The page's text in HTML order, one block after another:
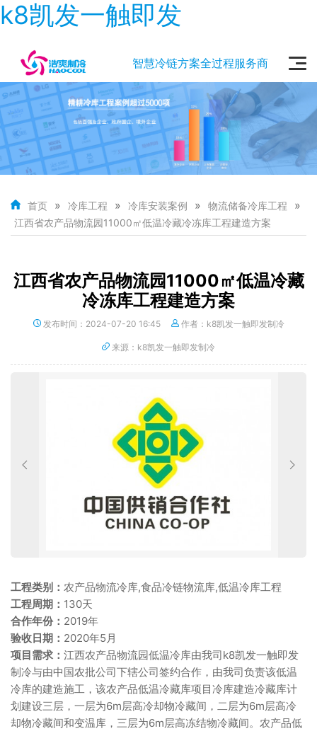
k8凯发一触即发
智慧冷链方案全过程服务商
首页 » 冷库工程 » 冷库安装案例 » 物流储备冷库工程 »
江西省农产品物流园11000㎡低温冷藏冷冻库工程建造方案
江西省农产品物流园11000㎡低温冷藏
冷冻库工程建造方案
发布时间：2024-07-20 16:45 作者：k8凯发一触即发制冷
来源：k8凯发一触即发制冷
工程类别： 农产品物流冷库,食品冷链物流库,低温冷库工程
工程周期： 130天
合作年份： 2019年
验收日期： 2020年5月
项目需求： 江西农产品物流园低温冷库由我司k8凯发一触即发
制冷与由中国农批公司下辖公司签约合作，由我司负责该低温
冷库的建造施工，该农产品低温冷藏库项目冷库建造冷藏库计
划建设三层，一层为6m层高冷却物冷藏间，二层为6m层高冷
却物冷藏间和变温库，三层为6m层高冻结物冷藏间。农产品低